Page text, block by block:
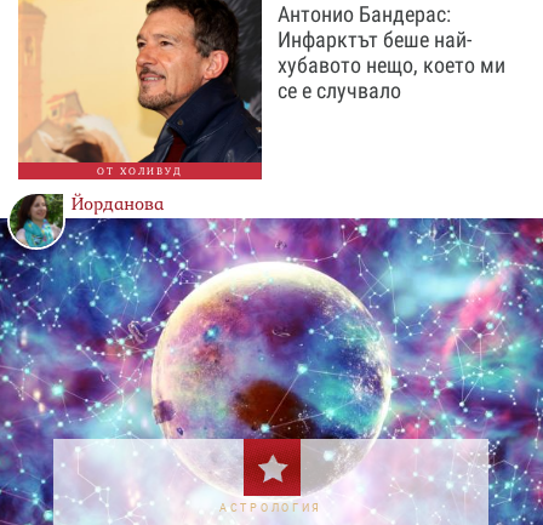
ОТ ХОЛИВУД
Антонио Бандерас:
Инфарктът беше най-
хубавото нещо, което ми
се е случвало
Йорданова
АСТРОЛОГИЯ